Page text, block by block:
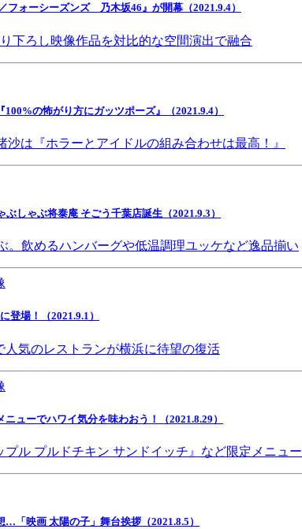
フォーシーズンズ 乃木坂46』が開幕（2021.9.4）
下ろし映像作品を対比的な空間演出で融合
100%の怖がり方にガッツポーズ』（2021.9.4）
は『ホラーとアイドルの組み合わせは最高！』
しゃぶ将泰庵 そごう千葉店誕生（2021.9.3）
。飲めるハンバーグや低温調理ユッケなど逸品揃い
登場！（2021.9.1）
気のレストランが横浜に待望の復活
ューでハワイ気分を味わおう！（2021.8.29）
ル プルドチキン サンドイッチ』など限定メニュー
「映画 太陽の子」舞台挨拶（2021.8.5）